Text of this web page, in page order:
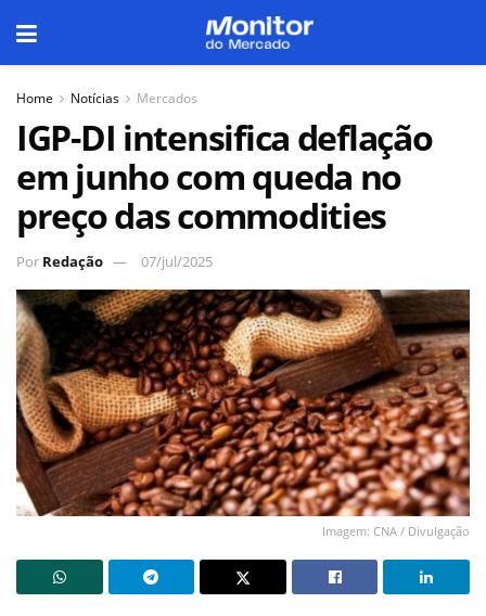
Home Notícias Mercados
IGP-DI intensifica deflação
em junho com queda no
preço das commodities
Por Redação 07/jul/2025
Imagem: CNA / Divulgação